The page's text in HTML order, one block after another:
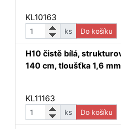
KL10163
ks Do košíku
H10 čistě bílá,
140 cm, tloušťka 1,6 mm
KL11163
ks Do košíku